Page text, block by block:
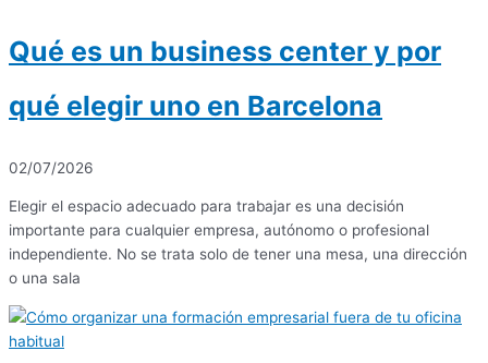
Qué es un business center y por
qué elegir uno en Barcelona
02/07/2026
Elegir el espacio adecuado para trabajar es una decisión
importante para cualquier empresa, autónomo o profesional
independiente. No se trata solo de tener una mesa, una dirección
o una sala